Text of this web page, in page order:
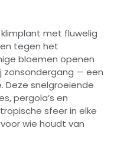
klimplant met fluwelig
tegen het
bloemen openen
zonsondergang — een
Deze snelgroeiende
pergola’s en
sfeer in elke
wie houdt van